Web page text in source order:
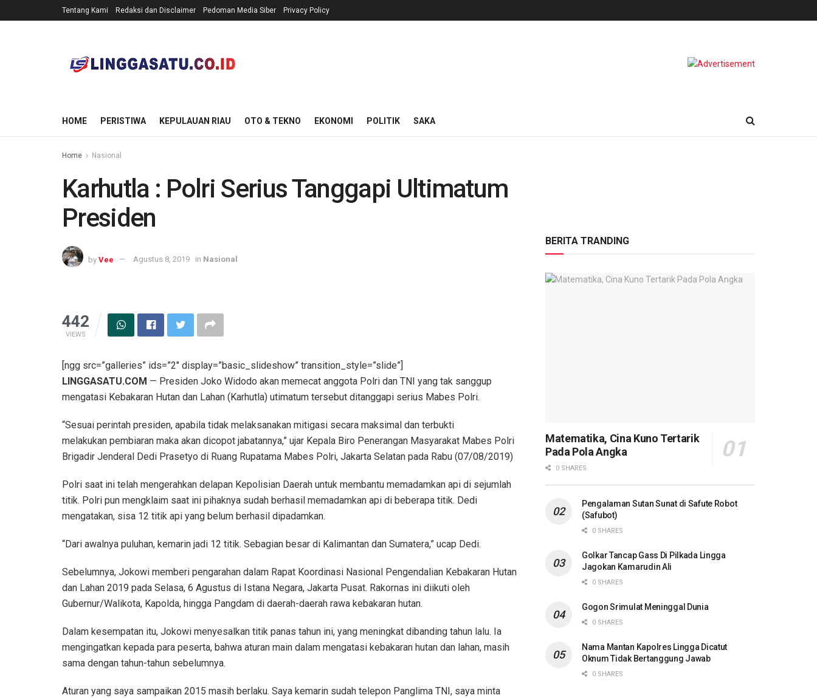
Tentang Kami Redaksi dan Disclaimer Pedoman Media Siber Privacy Policy
HOME PERISTIWA KEPULAUAN RIAU OTO & TEKNO EKONOMI POLITIK SAKA
Home Nasional
Karhutla : Polri Serius Tanggapi Ultimatum
Presiden
by Vee Agustus 8, 2019 in Nasional
442
VIEWS
[ngg src=”galleries” ids=”2″ display=”basic_slideshow” transition_style=”slide”]
LINGGASATU.COM — Presiden Joko Widodo akan memecat anggota Polri dan TNI yang tak sanggup
mengatasi Kebakaran Hutan dan Lahan (Karhutla) utimatum tersebut ditanggapi serius Mabes Polri.
“Sesuai perintah presiden, apabila tidak melaksanakan mitigasi secara maksimal dan terbukti
melakukan pembiaran maka akan dicopot jabatannya,” ujar Kepala Biro Penerangan Masyarakat Mabes Polri
Brigadir Jenderal Dedi Prasetyo di Ruang Rupatama Mabes Polri, Jakarta Selatan pada Rabu (07/08/2019)
Polri saat ini telah mengerahkan delapan Kepolisian Daerah untuk membantu memadamkan api di sejumlah
titik. Polri pun mengklaim saat ini pihaknya sudah berhasil memadamkan api di beberapa titik. Dedi
mengatakan, sisa 12 titik api yang belum berhasil dipadamkan.
“Dari awalnya puluhan, kemarin jadi 12 titik. Sebagian besar di Kalimantan dan Sumatera,” ucap Dedi.
Sebelumnya, Jokowi memberi pengarahan dalam Rapat Koordinasi Nasional Pengendalian Kebakaran Hutan
dan Lahan 2019 pada Selasa, 6 Agustus di Istana Negara, Jakarta Pusat. Rakornas ini diikuti oleh
Gubernur/Walikota, Kapolda, hingga Pangdam di daerah-daerah rawa kebakaran hutan.
Dalam kesempatan itu, Jokowi menyesalkan titik panas tahun ini, yang meningkat dibanding tahun lalu. Ia
mengingatkan kepada para peserta, bahwa aturan main dalam mengatasi kebakaran hutan dan lahan, masih
sama dengan tahun-tahun sebelumnya.
Aturan yang saya sampaikan 2015 masih berlaku. Saya kemarin sudah telepon Panglima TNI, saya minta
BERITA TRANDING
Matematika, Cina Kuno Tertarik
Pada Pola Angka
0 SHARES
Pengalaman Sutan Sunat di Safute Robot
(Safubot)
0 SHARES
Golkar Tancap Gass Di Pilkada Lingga
Jagokan Kamarudin Ali
0 SHARES
Gogon Srimulat Meninggal Dunia
0 SHARES
Nama Mantan Kapolres Lingga Dicatut
Oknum Tidak Bertanggung Jawab
0 SHARES